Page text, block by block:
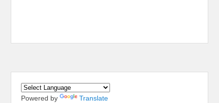
Powered by Translate